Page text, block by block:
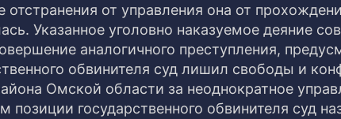
от управления она от
Указанное уголовно наказуемое деяние
аналогичного преступления,
обвинителя суд лишил свободы и
Омской области за неоднократное
позиции государственного обвинителя суд